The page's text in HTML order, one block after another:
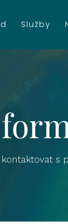
Služby
s